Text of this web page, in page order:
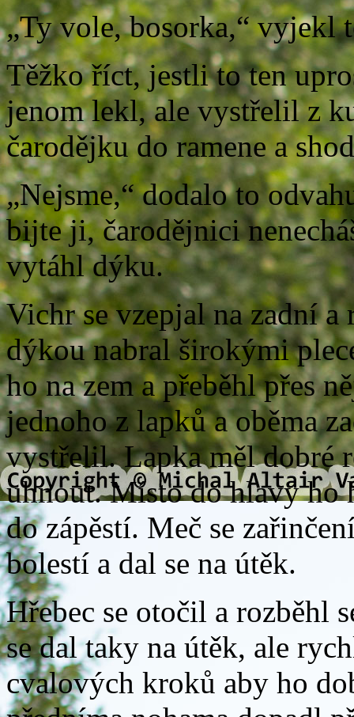
„Ty vole, bosorka,“ vyjekl
Těžko říct, jestli to ten
jenom lekl, ale vystřelil z
čarodějku do ramene a
„Nejsme,“ dodalo to
bijte ji, čarodějnici
vytáhl dýku.
Vichr se vzepjal na zadní
dýkou nabral širokými
ho na zem a přeběhl přes
jednoho z lapků a oběma
vystřelil. Lapka měl dobré
uhnout. Místo do hlavy ho
do zápěstí. Meč se
bolestí a dal se na útěk.
Hřebec se otočil a rozběhl
se dal taky na útěk, ale
cvalových kroků aby ho